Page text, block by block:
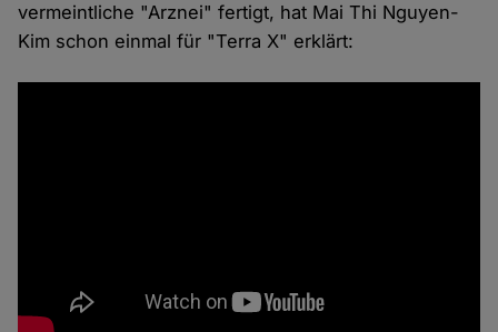
vermeintliche "Arznei" fertigt, hat Mai Thi Nguyen-
Kim schon einmal für "Terra X" erklärt: